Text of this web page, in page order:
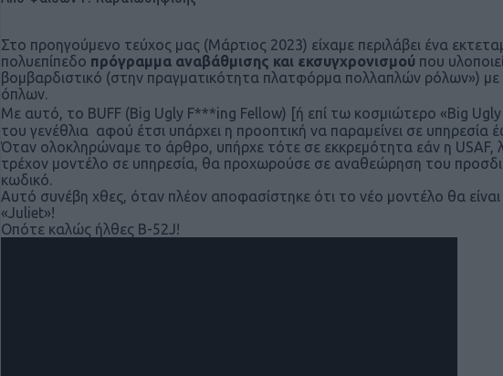
Στο προηγούμενο τεύχος μας (Μάρτιος 2023) είχαμε περιλάβει ένα
πολυεπίπεδο πρόγραμμα αναβάθμισης και εκσυγχρονισμού που
βομβαρδιστικό (στην πραγματικότητα πλατφόρμα πολλαπλών ρόλων») με
όπλων.
Με αυτό, το BUFF (Big Ugly F***ing Fellow) [ή επί τω κοσμιώτερο «Big Ugly
του γενέθλια αφού έτσι υπάρχει η προοπτική να παραμείνει σε υπηρεσία
Όταν ολοκληρώναμε το άρθρο, υπήρχε τότε σε εκκρεμότητα εάν η
τρέχον μοντέλο σε υπηρεσία, θα προχωρούσε σε αναθεώρηση του
κωδικό.
Αυτό συνέβη χθες, όταν πλέον αποφασίστηκε ότι το νέο μοντέλο θα
«Juliet»!
Οπότε καλώς ήλθες B-52J!